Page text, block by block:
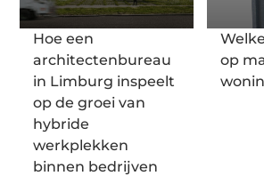
Hoe een
architectenbureau
in Limburg inspeelt
op de groei van
hybride
werkplekken
binnen bedrijven
op